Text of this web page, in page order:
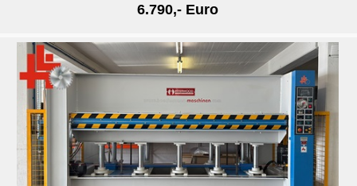
Zerspanungs- & Elektrowerkzeuge
Diverses
Maschinenankauf
Shop
Videos
6.790,- Euro